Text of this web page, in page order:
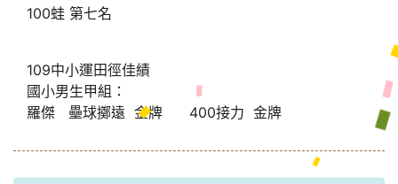
100蛙 第七名
109中小運田徑佳績
國小男生甲組：
羅傑 壘球擲遠 金牌 400接力 金牌